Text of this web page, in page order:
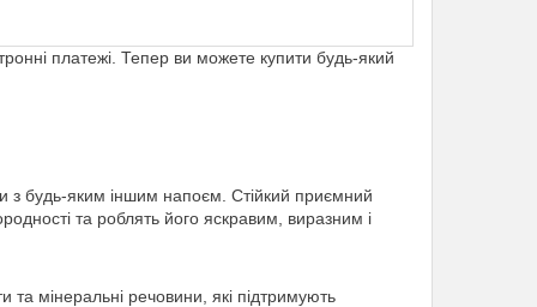
платежі. Тепер ви можете купити будь-який
з будь-яким іншим напоєм. Стійкий приємний
та роблять його яскравим, виразним і
мінеральні речовини, які підтримують